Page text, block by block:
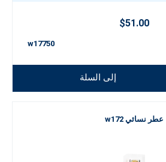
$51.00
w17750
إلى السلة
عطر نسائي w172